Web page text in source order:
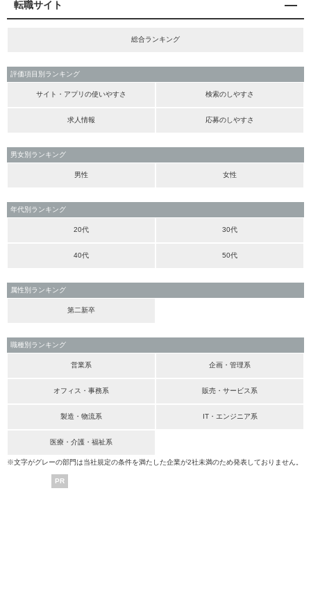
転職サイト
総合ランキング
評価項目別ランキング
サイト・アプリの使いやすさ 検索のしやすさ
求人情報 応募のしやすさ
男女別ランキング
男性 女性
年代別ランキング
20代 30代
40代 50代
属性別ランキング
第二新卒
職種別ランキング
営業系 企画・管理系
オフィス・事務系 販売・サービス系
製造・物流系 IT・エンジニア系
医療・介護・福祉系
※文字がグレーの部門は当社規定の条件を満たした企業が2社未満のため発表しておりません。
PR